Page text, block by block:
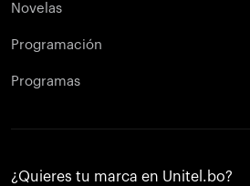
Novelas
Programación
Programas
¿Quieres tu marca en Unitel.bo?